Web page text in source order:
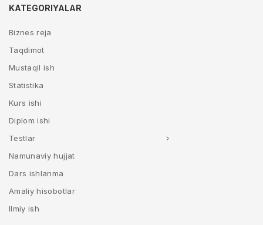
KATEGORIYALAR
Biznes reja
Taqdimot
Mustaqil ish
Statistika
Kurs ishi
Diplom ishi
Testlar
Namunaviy hujjat
Dars ishlanma
Amaliy hisobotlar
Ilmiy ish